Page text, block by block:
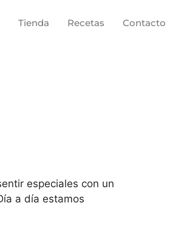
Tienda Recetas Contacto
especiales con un
a día estamos